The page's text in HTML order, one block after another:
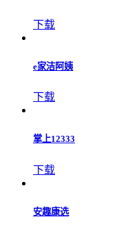
下载
e家洁阿姨
下载
掌上12333
下载
安趣康选